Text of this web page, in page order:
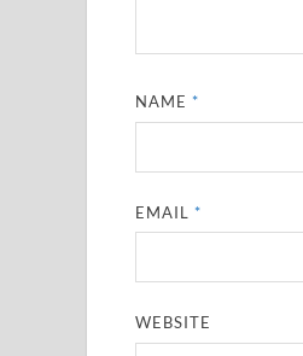
NAME*
EMAIL*
WEBSITE